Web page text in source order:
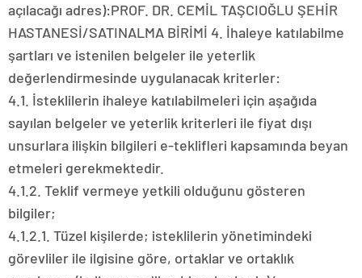
açılacağı adres):PROF. DR. CEMİL TAŞCIOĞLU ŞEHİR
HASTANESİ/SATINALMA BİRİMİ 4. İhaleye katılabilme
şartları ve istenilen belgeler ile yeterlik
değerlendirmesinde uygulanacak kriterler:
4.1. İsteklilerin ihaleye katılabilmeleri için aşağıda
sayılan belgeler ve yeterlik kriterleri ile fiyat dışı
unsurlara ilişkin bilgileri e-teklifleri kapsamında beyan
etmeleri gerekmektedir.
4.1.2. Teklif vermeye yetkili olduğunu gösteren
bilgiler;
4.1.2.1. Tüzel kişilerde; isteklilerin yönetimindeki
görevliler ile ilgisine göre, ortaklar ve ortaklık